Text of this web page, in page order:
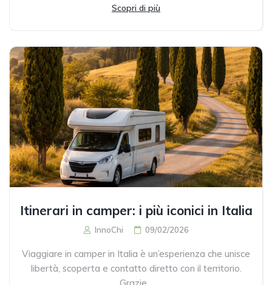
Scopri di più
Itinerari in camper: i più iconici in Italia
InnoChi 09/02/2026
Viaggiare in camper in Italia è un’esperienza che unisce
libertà, scoperta e contatto diretto con il territorio.